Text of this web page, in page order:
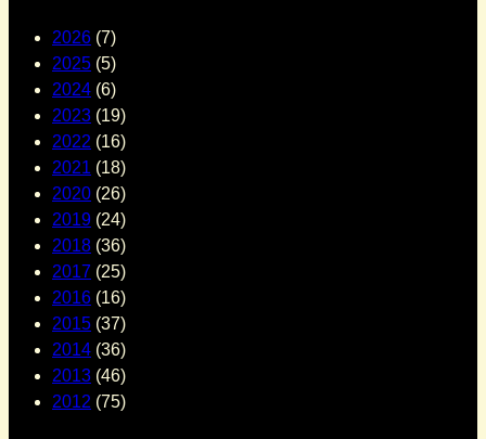
2026 (7)
2025 (5)
2024 (6)
2023 (19)
2022 (16)
2021 (18)
2020 (26)
2019 (24)
2018 (36)
2017 (25)
2016 (16)
2015 (37)
2014 (36)
2013 (46)
2012 (75)